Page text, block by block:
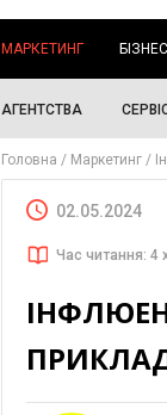
МАРКЕТИНГ БІЗНЕС
АГЕНТСТВА
Головна Маркетинг
02.05.2024
Час читання: 4